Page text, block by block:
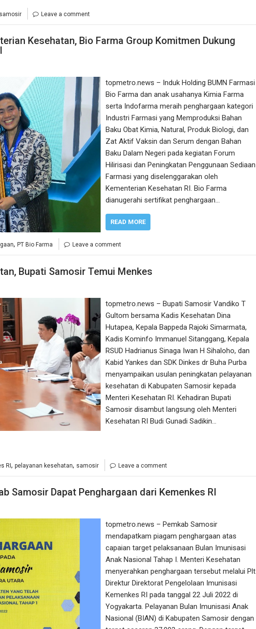
samosir Leave a comment
Kesehatan, Bio Farma Group Komitmen Dukung
topmetro.news – Induk Holding BUMN Farmasi
Bio Farma dan anak usahanya Kimia Farma
serta Indofarma meraih penghargaan kategori
Industri Farmasi yang Memproduksi Bahan
Baku Obat Kimia, Natural, Produk Biologi, dan
Zat Aktif Vaksin dan Serum dengan Bahan
Baku Dalam Negeri pada kegiatan Forum
Hilirisasi dan Peningkatan Penggunaan Sediaan
Farmasi yang diselenggarakan oleh
Kementerian Kesehatan RI. Bio Farma
dianugerahi sertifikat penghargaan…
READ MORE
, PT Bio Farma Leave a comment
Bupati Samosir Temui Menkes
topmetro.news – Bupati Samosir Vandiko T
Gultom bersama Kadis Kesehatan Dina
Hutapea, Kepala Bappeda Rajoki Simarmata,
Kadis Kominfo Immanuel Sitanggang, Kepala
RSUD Hadrianus Sinaga Iwan H Sihaloho, dan
Kabid Yankes dan SDK Dinkes dr Buha Purba
menyampaikan usulan peningkatan pelayanan
kesehatan di Kabupaten Samosir kepada
Menteri Kesehatan RI. Kehadiran Bupati
Samosir disambut langsung oleh Menteri
Kesehatan RI Budi Gunadi Sadikin…
RI, pelayanan kesehatan, samosir Leave a comment
Samosir Dapat Penghargaan dari Kemenkes RI
topmetro.news – Pemkab Samosir
mendapatkam piagam penghargaan atas
capaian target pelaksanaan Bulan Imunisasi
Anak Nasional Tahap I. Menteri Kesehatan
menyerahkan penghargaan tersebut melalui Plt
Direktur Direktorat Pengelolaan Imunisasi
Kemenkes RI pada tanggal 22 Juli 2022 di
Yogyakarta. Pelayanan Bulan Imunisasi Anak
Nasional (BIAN) di Kabupaten Samosir dengan